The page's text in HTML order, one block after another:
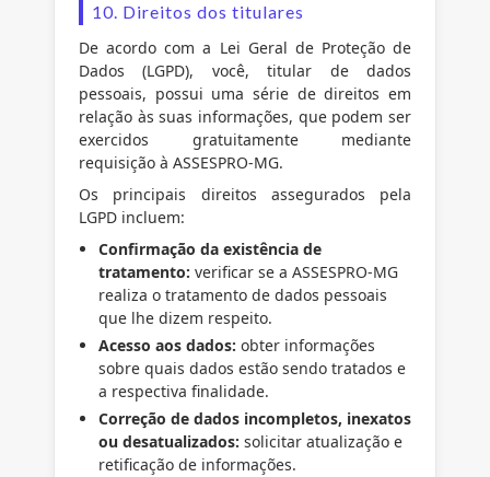
10. Direitos dos titulares
De acordo com a Lei Geral de Proteção de
Dados (LGPD), você, titular de dados
pessoais, possui uma série de direitos em
relação às suas informações, que podem ser
exercidos gratuitamente mediante
requisição à ASSESPRO-MG.
Os principais direitos assegurados pela
LGPD incluem:
Confirmação da existência de
tratamento: verificar se a ASSESPRO-MG
realiza o tratamento de dados pessoais
que lhe dizem respeito.
Acesso aos dados: obter informações
sobre quais dados estão sendo tratados e
a respectiva finalidade.
Correção de dados incompletos, inexatos
ou desatualizados: solicitar atualização e
retificação de informações.